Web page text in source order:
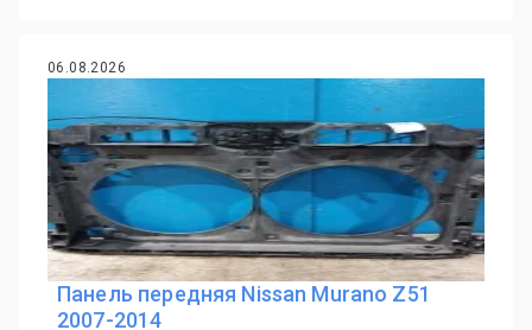
06.08.2026
Панель передняя Nissan Murano Z51
2007-2014